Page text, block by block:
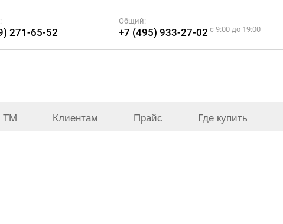
271-65-52
Общий:
+7 (495) 933-27-02 c 9:00 до 19:00
ТМ Клиентам Прайс Где купить